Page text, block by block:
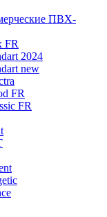
ПВХ-
FR
2024
new
FR
FR